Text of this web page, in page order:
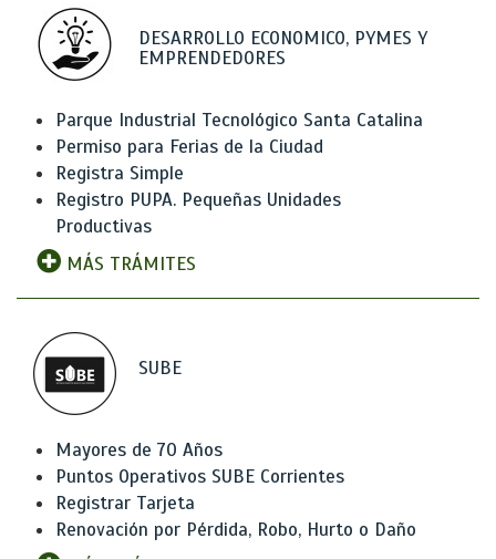
DESARROLLO ECONOMICO, PYMES Y
EMPRENDEDORES
Parque Industrial Tecnológico Santa Catalina
Permiso para Ferias de la Ciudad
Registra Simple
Registro PUPA. Pequeñas Unidades
Productivas
MÁS TRÁMITES
SUBE
Mayores de 70 Años
Puntos Operativos SUBE Corrientes
Registrar Tarjeta
Renovación por Pérdida, Robo, Hurto o Daño